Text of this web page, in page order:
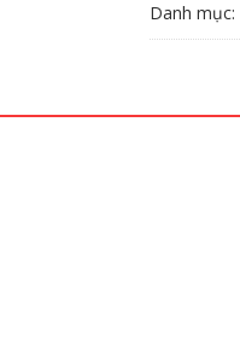
Nấu
Danh mục: